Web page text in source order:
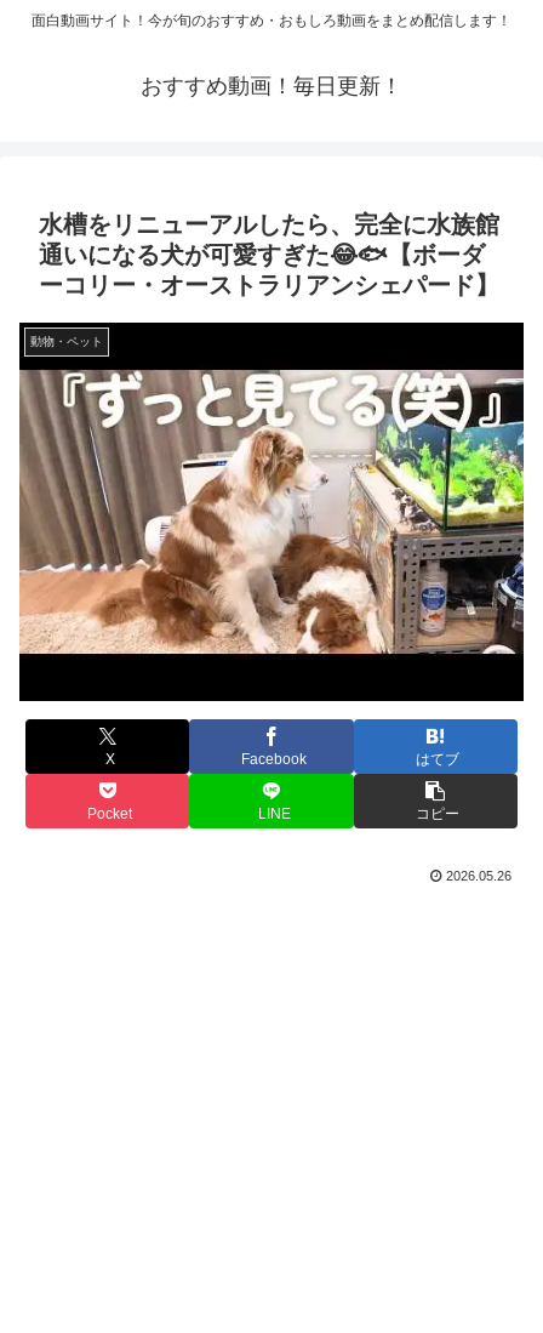
面白動画サイト！今が旬のおすすめ・おもしろ動画をまとめ配信します！
おすすめ動画！毎日更新！
水槽をリニューアルしたら、完全に水族館
通いになる犬が可愛すぎた😂🐟【ボーダ
ーコリー・オーストラリアンシェパード】
動物・ペット
X Facebook はてブ
Pocket LINE コピー
2026.05.26